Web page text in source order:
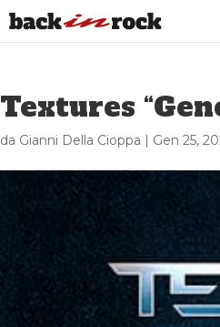
Textures
da Gianni Della Cioppa | Gen 25,